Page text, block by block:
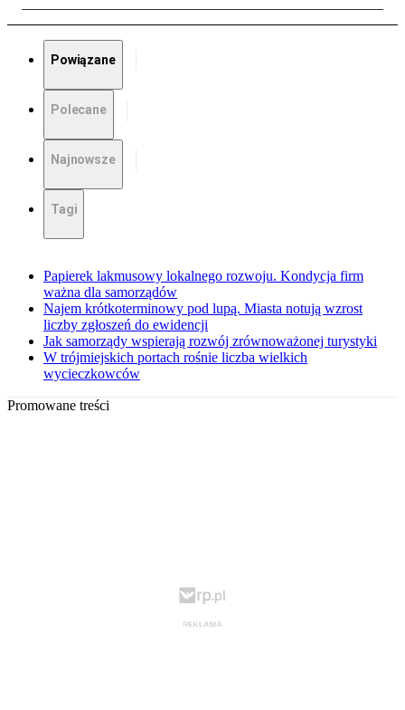
Powiązane
Polecane
Najnowsze
Tagi
Papierek lakmusowy lokalnego rozwoju. Kondycja firm
ważna dla samorządów
Najem krótkoterminowy pod lupą. Miasta notują wzrost
liczby zgłoszeń do ewidencji
Jak samorządy wspierają rozwój zrównoważonej turystyki
W trójmiejskich portach rośnie liczba wielkich
wycieczkowców
Promowane treści